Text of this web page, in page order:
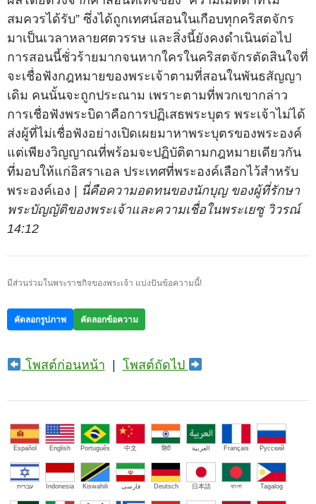
สมควรได้รับ” ซึ่งได้ถูกเทศน์สอนในเกือบทุกคริสตจักร
มาเป็นเวลาหลายศตวรรษ และสิ่งนี้ยังคงดำเนินต่อไป
การสอนนี้ชั่วร้ายมากจนหากใครในคริสตจักรตัดสินใจที่
จะเชื่อฟังกฎหมายของพระเจ้าตามที่สอนในพันธสัญญา
เดิม คนนั้นจะถูกประณาม เพราะตามที่พวกเขากล่าว
การเชื่อฟังพระบิดาคือการปฏิเสธพระบุตร พระเจ้าไม่ได้
ส่งผู้ที่ไม่เชื่อฟังอย่างเปิดเผยมาหาพระบุตรของพระองค์
แต่เพียงวิญญาณที่พร้อมจะปฏิบัติตามกฎหมายเดียวกัน
ที่มอบให้แก่อิสราเอล ประเทศที่พระองค์เลือกไว้สำหรับ
พระองค์เอง |
นี่คือความอดทนของนักบุญ ของผู้ที่รักษา
พระบัญญัติของพระเจ้าและความเชื่อในพระเยซู วิวรณ์
14:12
มีส่วนร่วมในพระราชกิจของพระเจ้า แบ่งปันข้อความนี้!
คัดลอกรูปภาพ คัดลอกข้อความ
โพสต์ก่อนหน้า โพสต์ถัดไป
Español English Português 中文 हिंदी العربية Français Русский
עברית Indonesia Kiswahili فارسی Deutsch 日本語 বাংলা Tagalog